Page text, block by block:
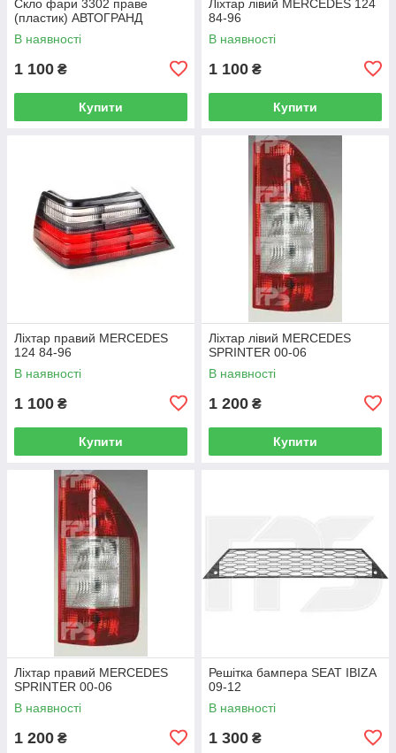
Скло фари 3302 праве
(пластик) АВТОГРАНД
В наявності
1 100 ₴
Купити
Ліхтар лівий MERCEDES 124
84-96
В наявності
1 100 ₴
Купити
Ліхтар правий MERCEDES
124 84-96
В наявності
1 100 ₴
Купити
Ліхтар лівий MERCEDES
SPRINTER 00-06
В наявності
1 200 ₴
Купити
Ліхтар правий MERCEDES
SPRINTER 00-06
В наявності
1 200 ₴
Решітка бампера SEAT IBIZA
09-12
В наявності
1 300 ₴